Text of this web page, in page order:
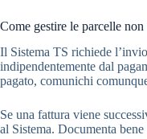
Come gestire le parcelle non
Il Sistema TS richiede
indipendentemente dal
pagato, comunichi
Se una fattura viene
al Sistema. Documenta